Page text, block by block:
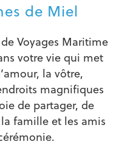
de Miel
Voyages Maritime
votre vie qui met
la vôtre,
magnifiques
de partager, de
famille et les amis